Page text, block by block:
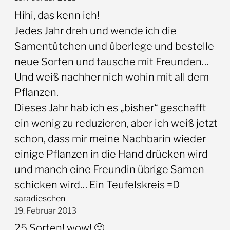
Hihi, das kenn ich!
Jedes Jahr dreh und wende ich die
Samentütchen und überlege und bestelle
neue Sorten und tausche mit Freunden…
Und weiß nachher nich wohin mit all dem
Pflanzen.
Dieses Jahr hab ich es „bisher“ geschafft
ein wenig zu reduzieren, aber ich weiß jetzt
schon, dass mir meine Nachbarin wieder
einige Pflanzen in die Hand drücken wird
und manch eine Freundin übrige Samen
schicken wird… Ein Teufelskreis =D
saradieschen
19. Februar 2013